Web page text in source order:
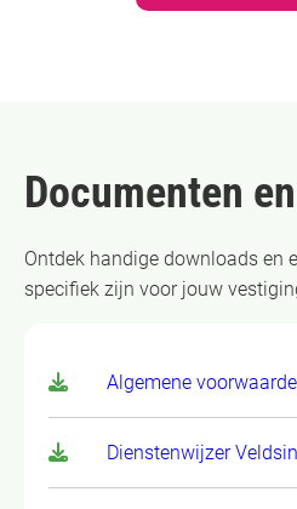
Documenten
Ontdek handige downloads en
specifiek zijn voor jouw
Algemene
Dienstenwijzer